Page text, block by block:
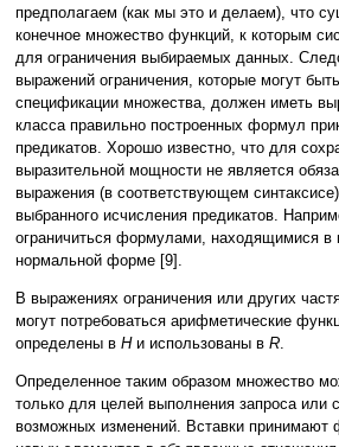
предполагаем (как мы это и делаем), что
конечное множество функций, к которым
для ограничения выбираемых данных.
выражений ограничения, которые могут
спецификации множества, должен иметь
класса правильно построенных формул
предикатов. Хорошо известно, что для
выразительной мощности не является
выражения (в соответствующем
выбранного исчисления предикатов.
ограничиться формулами, находящимися в
нормальной форме [9].
В выражениях ограничения или других
могут потребоваться арифметические
определены в Hи использованы в R
Определенное таким образом множество
только для целей выполнения запроса или
возможных изменений. Вставки принимают